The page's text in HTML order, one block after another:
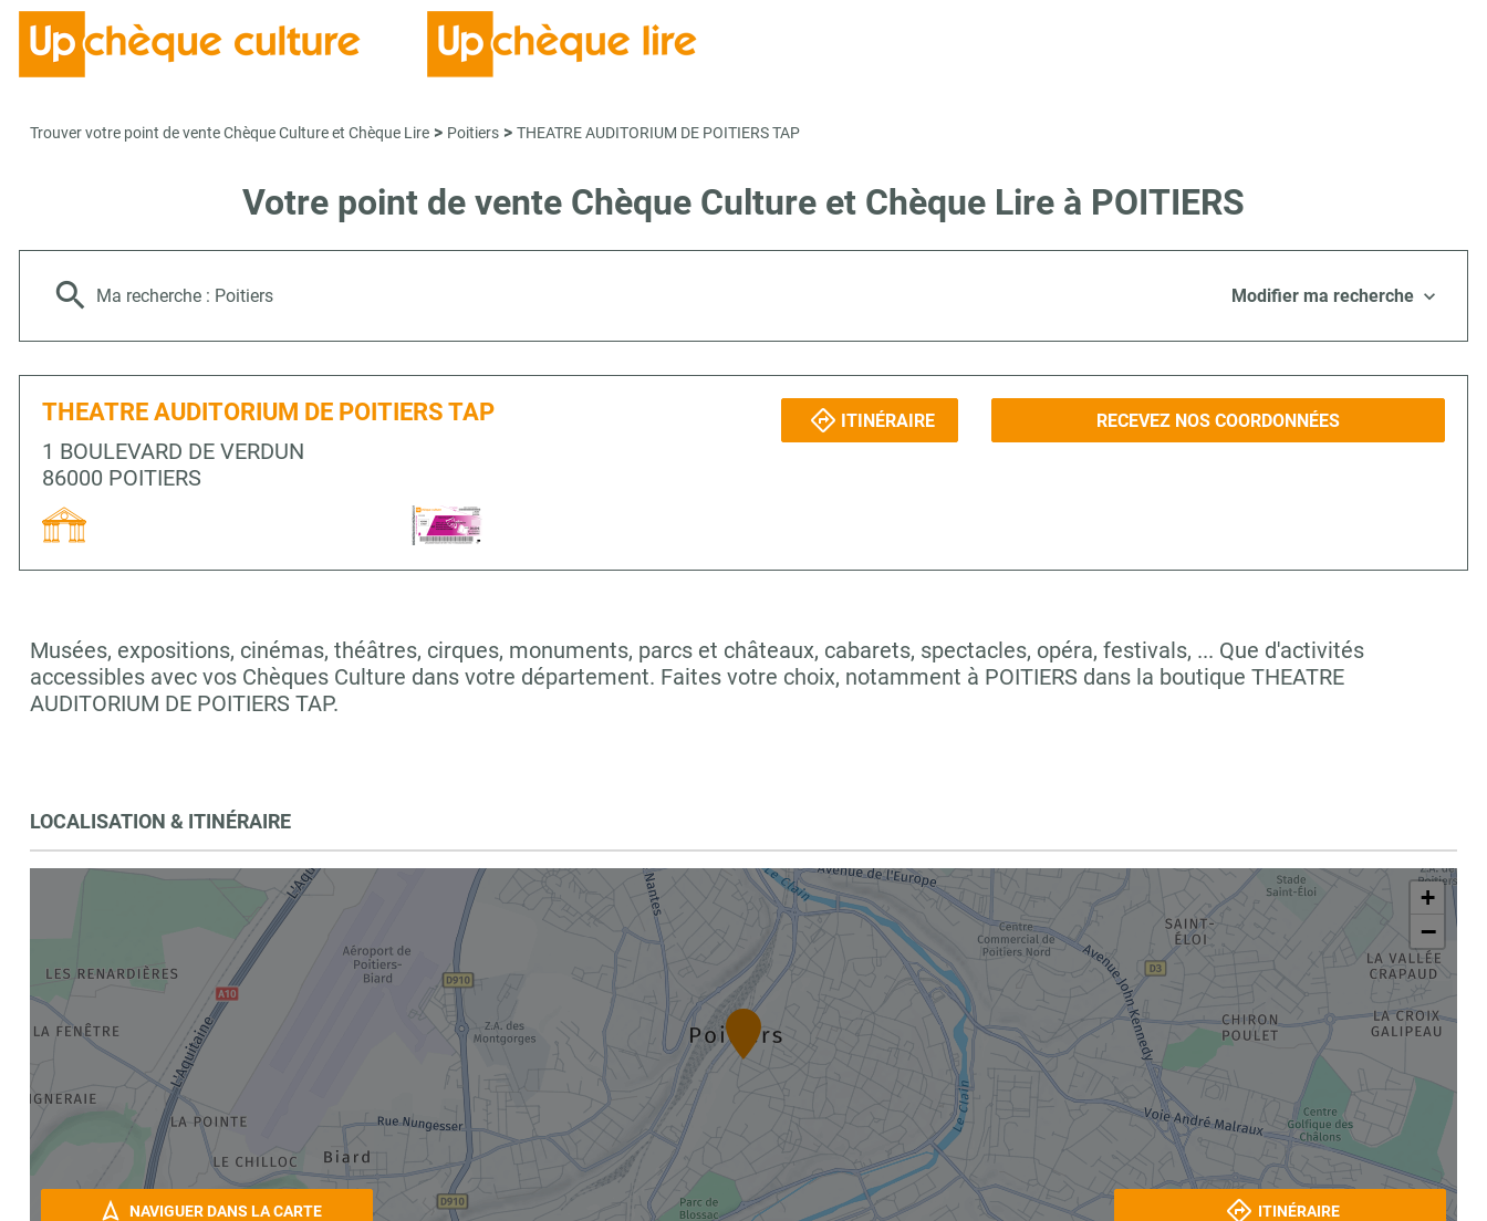
Trouver votre point de vente Chèque Culture et Chèque Lire > Poitiers > THEATRE AUDITORIUM DE POITIERS TAP
Votre point de vente Chèque Culture et Chèque Lire à POITIERS
Ma recherche : Poitiers Modifier ma recherche
THEATRE AUDITORIUM DE POITIERS TAP
1 BOULEVARD DE VERDUN
86000 POITIERS
ITINÉRAIRE RECEVEZ NOS COORDONNÉES
Musées, expositions, cinémas, théâtres, cirques, monuments, parcs et châteaux, cabarets, spectacles, opéra, festivals, ... Que d'activités
accessibles avec vos Chèques Culture dans votre département. Faites votre choix, notamment à POITIERS dans la boutique THEATRE
AUDITORIUM DE POITIERS TAP.
LOCALISATION & ITINÉRAIRE
+
−
NAVIGUER DANS LA CARTE ITINÉRAIRE